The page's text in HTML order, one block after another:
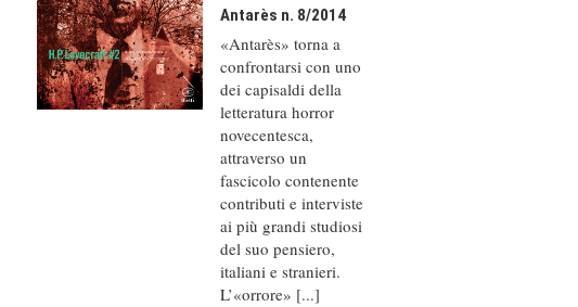
Antarès n. 8/2014
«Antarès» torna a
confrontarsi con uno
dei capisaldi della
letteratura horror
novecentesca,
attraverso un
fascicolo contenente
contributi e interviste
ai più grandi studiosi
del suo pensiero,
italiani e stranieri.
L’«orrore» [...]